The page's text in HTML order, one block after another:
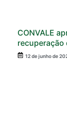
CONVALE
recuperação
12 de junho de